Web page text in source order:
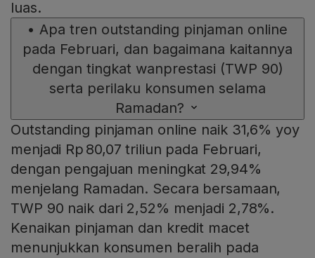
luas.
• Apa tren outstanding pinjaman online
pada Februari, dan bagaimana kaitannya
dengan tingkat wanprestasi (TWP 90)
serta perilaku konsumen selama
Ramadan?
Outstanding pinjaman online naik 31,6% yoy
menjadi Rp 80,07 triliun pada Februari,
dengan pengajuan meningkat 29,94%
menjelang Ramadan. Secara bersamaan,
TWP 90 naik dari 2,52% menjadi 2,78%.
Kenaikan pinjaman dan kredit macet
menunjukkan konsumen beralih pada